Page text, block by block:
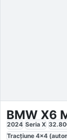
BMW X6
2024 Seria X
Tracțiune 4x4